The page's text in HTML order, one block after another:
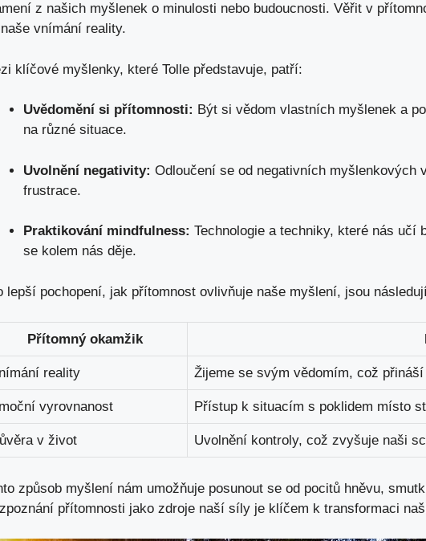
z našich myšlenek o minulosti nebo budoucnosti. Věřit v
vnímání reality.
klíčové myšlenky, které Tolle představuje, patří:
Uvědomění si přítomnosti: Být si vědom vlastních myšlenek a
na různé situace.
Uvolnění negativity: Odloučení se od negativních myšlenkových
frustrace.
Praktikování mindfulness: Technologie a techniky, které nás učí
se kolem nás děje.
lepší pochopení, jak přítomnost ovlivňuje naše myšlení, jsou
Přítomný okamžik
reality Žijeme se svým vědomím, což
vyrovnanost Přístup k situacím s poklidem místo
v život Uvolnění kontroly, což zvyšuje naši
způsob myšlení nám umožňuje posunout se od pocitů hněvu,
přítomnosti jako zdroje naší síly je klíčem k transformaci